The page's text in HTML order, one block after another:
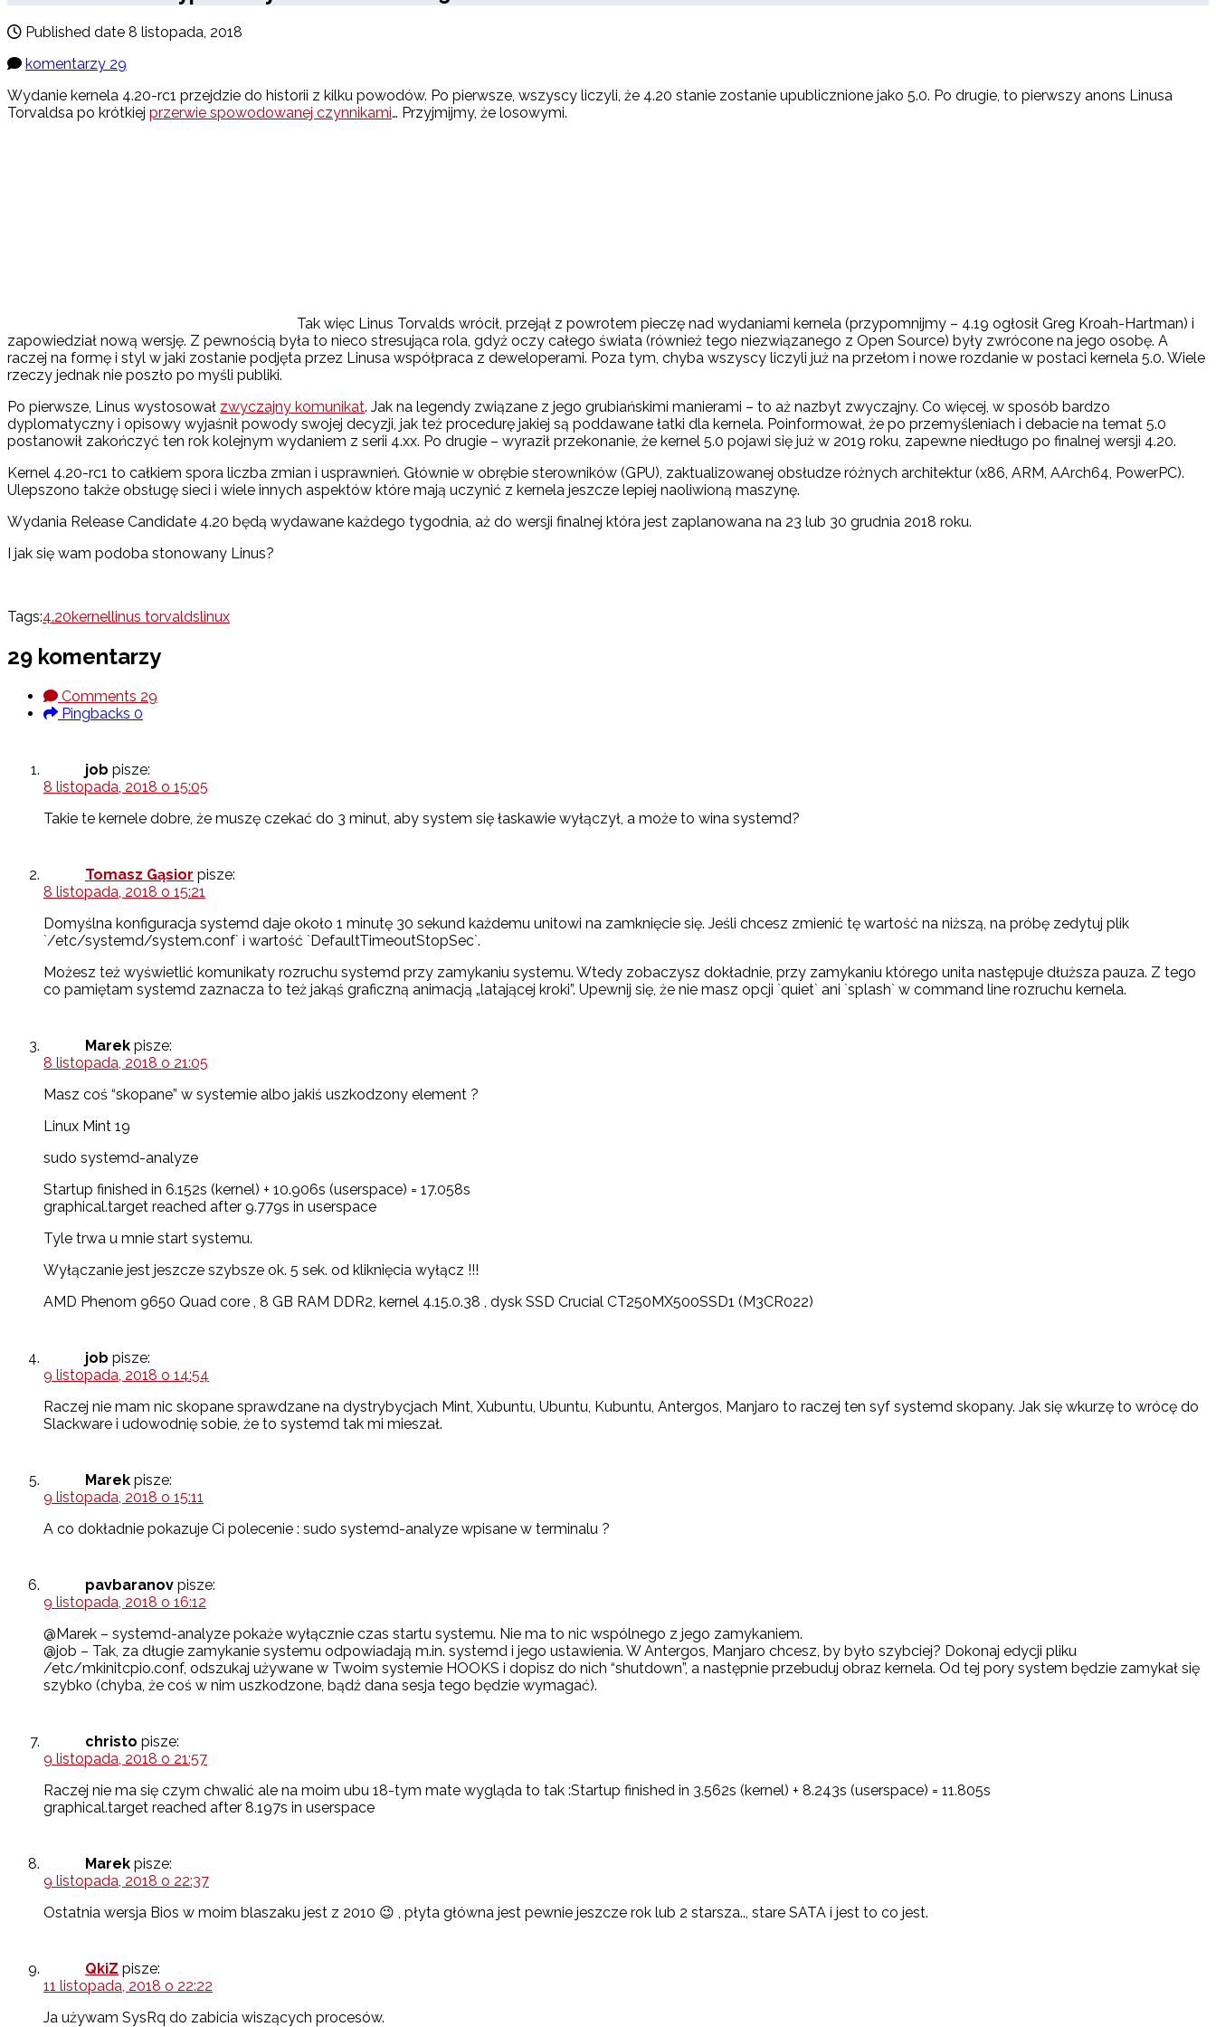
Published date 8 listopada, 2018
komentarzy 29
Wydanie kernela 4.20-rc1 przejdzie do historii z kilku powodów. Po pierwsze, wszyscy liczyli, że 4.20 stanie zostanie upublicznione jako 5.0. Po drugie, to pierwszy anons Linusa
Torvaldsa po krótkiej przerwie spowodowanej czynnikami… Przyjmijmy, że losowymi.
Tak więc Linus Torvalds wrócił, przejął z powrotem pieczę nad wydaniami kernela (przypomnijmy – 4.19 ogłosił Greg Kroah-Hartman) i
zapowiedział nową wersję. Z pewnością była to nieco stresująca rola, gdyż oczy całego świata (również tego niezwiązanego z Open Source) były zwrócone na jego osobę. A
raczej na formę i styl w jaki zostanie podjęta przez Linusa współpraca z deweloperami. Poza tym, chyba wszyscy liczyli już na przełom i nowe rozdanie w postaci kernela 5.0. Wiele
rzeczy jednak nie poszło po myśli publiki.
Po pierwsze, Linus wystosował zwyczajny komunikat. Jak na legendy związane z jego grubiańskimi manierami – to aż nazbyt zwyczajny. Co więcej, w sposób bardzo
dyplomatyczny i opisowy wyjaśnił powody swojej decyzji, jak też procedurę jakiej są poddawane łatki dla kernela. Poinformował, że po przemyśleniach i debacie na temat 5.0
postanowił zakończyć ten rok kolejnym wydaniem z serii 4.xx. Po drugie – wyraził przekonanie, że kernel 5.0 pojawi się już w 2019 roku, zapewne niedługo po finalnej wersji 4.20.
Kernel 4.20-rc1 to całkiem spora liczba zmian i usprawnień. Głównie w obrębie sterowników (GPU), zaktualizowanej obsłudze różnych architektur (x86, ARM, AArch64, PowerPC).
Ulepszono także obsługę sieci i wiele innych aspektów które mają uczynić z kernela jeszcze lepiej naoliwioną maszynę.
Wydania Release Candidate 4.20 będą wydawane każdego tygodnia, aż do wersji finalnej która jest zaplanowana na 23 lub 30 grudnia 2018 roku.
I jak się wam podoba stonowany Linus?
Tags:4.20kernellinus torvaldslinux
29 komentarzy
Comments 29
Pingbacks 0
job pisze:
8 listopada, 2018 o 15:05
Takie te kernele dobre, że muszę czekać do 3 minut, aby system się łaskawie wyłączył, a może to wina systemd?
Tomasz Gąsior pisze:
8 listopada, 2018 o 15:21
Domyślna konfiguracja systemd daje około 1 minutę 30 sekund każdemu unitowi na zamknięcie się. Jeśli chcesz zmienić tę wartość na niższą, na próbę zedytuj plik
`/etc/systemd/system.conf` i wartość `DefaultTimeoutStopSec`.
Możesz też wyświetlić komunikaty rozruchu systemd przy zamykaniu systemu. Wtedy zobaczysz dokładnie, przy zamykaniu którego unita następuje dłuższa pauza. Z tego
co pamiętam systemd zaznacza to też jakąś graficzną animacją „latającej kroki”. Upewnij się, że nie masz opcji `quiet` ani `splash` w command line rozruchu kernela.
Marek pisze:
8 listopada, 2018 o 21:05
Masz coś “skopane” w systemie albo jakiś uszkodzony element ?
Linux Mint 19
sudo systemd-analyze
Startup finished in 6.152s (kernel) + 10.906s (userspace) = 17.058s
graphical.target reached after 9.779s in userspace
Tyle trwa u mnie start systemu.
Wyłączanie jest jeszcze szybsze ok. 5 sek. od kliknięcia wyłącz !!!
AMD Phenom 9650 Quad core , 8 GB RAM DDR2, kernel 4.15.0.38 , dysk SSD Crucial CT250MX500SSD1 (M3CR022)
job pisze:
9 listopada, 2018 o 14:54
Raczej nie mam nic skopane sprawdzane na dystrybycjach Mint, Xubuntu, Ubuntu, Kubuntu, Antergos, Manjaro to raczej ten syf systemd skopany. Jak się wkurzę to wrócę do
Slackware i udowodnię sobie, że to systemd tak mi mieszał.
Marek pisze:
9 listopada, 2018 o 15:11
A co dokładnie pokazuje Ci polecenie : sudo systemd-analyze wpisane w terminalu ?
pavbaranov pisze:
9 listopada, 2018 o 16:12
@Marek – systemd-analyze pokaże wyłącznie czas startu systemu. Nie ma to nic wspólnego z jego zamykaniem.
@job – Tak, za długie zamykanie systemu odpowiadają m.in. systemd i jego ustawienia. W Antergos, Manjaro chcesz, by było szybciej? Dokonaj edycji pliku
/etc/mkinitcpio.conf, odszukaj używane w Twoim systemie HOOKS i dopisz do nich “shutdown”, a następnie przebuduj obraz kernela. Od tej pory system będzie zamykał się
szybko (chyba, że coś w nim uszkodzone, bądź dana sesja tego będzie wymagać).
christo pisze:
9 listopada, 2018 o 21:57
Raczej nie ma się czym chwalić ale na moim ubu 18-tym mate wygląda to tak :Startup finished in 3.562s (kernel) + 8.243s (userspace) = 11.805s
graphical.target reached after 8.197s in userspace
Marek pisze:
9 listopada, 2018 o 22:37
Ostatnia wersja Bios w moim blaszaku jest z 2010 😉 , płyta główna jest pewnie jeszcze rok lub 2 starsza.., stare SATA i jest to co jest.
QkiZ pisze:
11 listopada, 2018 o 22:22
Ja używam SysRq do zabicia wiszących procesów.